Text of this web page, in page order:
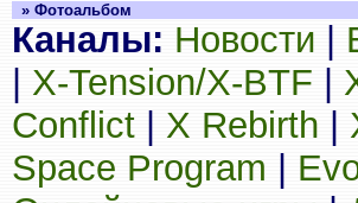
» Фотоальбом
Каналы: Новости
X-Tension/X-BTF
Conflict
X Rebirth
Space Program